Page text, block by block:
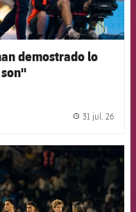
demostrado lo
31 jul. 26
badge